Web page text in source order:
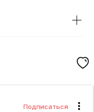
+
Подписаться